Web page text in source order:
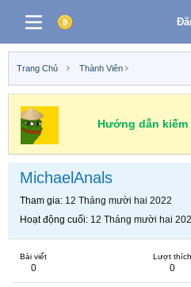
Trang Chủ Thành Viên
Hướng dẫn
MichaelAnals
Tham gia 12 Tháng mười hai 2022
Hoạt động cuối 12 Tháng mười hai
Bài viết
0
Lượt thích
0